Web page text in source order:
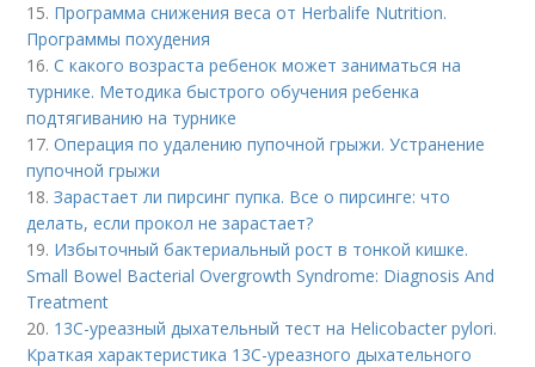
15. Программа снижения веса от Herbalife Nutrition.
Программы похудения
16.С какого возраста ребенок может заниматься на
турнике. Методика быстрого обучения ребенка
подтягиванию на турнике
17.Операция по удалению пупочной грыжи. Устранение
пупочной грыжи
18.Зарастает ли пирсинг пупка. Все о пирсинге: что
делать, если прокол не зарастает?
19. Избыточный бактериальный рост в тонкой кишке.
Small Bowel Bacterial Overgrowth Syndrome: Diagnosis And
Treatment
20. 13С-уреазный дыхательный тест на Helicobacter pylori.
Краткая характеристика 13С-уреазного дыхательного